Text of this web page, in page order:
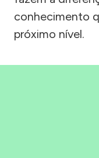
conhecimento
próximo nível.